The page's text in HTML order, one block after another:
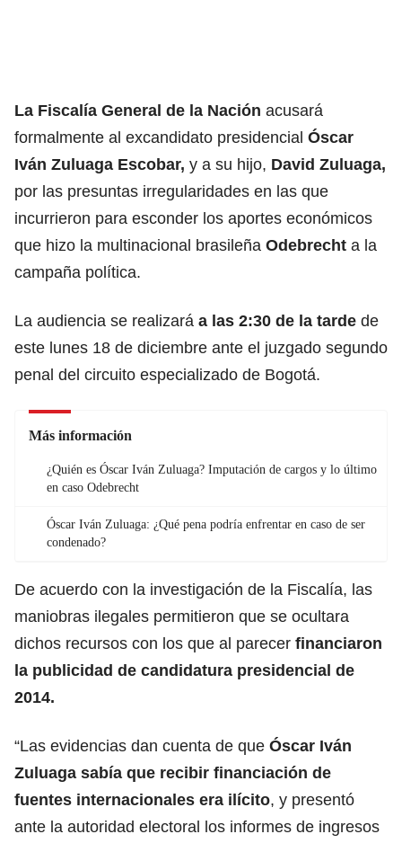
La Fiscalía General de la Nación acusará
formalmente al excandidato presidencial Óscar
Iván Zuluaga Escobar, y a su hijo, David Zuluaga,
por las presuntas irregularidades en las que
incurrieron para esconder los aportes económicos
que hizo la multinacional brasileña Odebrecht a la
campaña política.
La audiencia se realizará a las 2:30 de la tarde de
este lunes 18 de diciembre ante el juzgado segundo
penal del circuito especializado de Bogotá.
Más información
¿Quién es Óscar Iván Zuluaga? Imputación de cargos y lo último
en caso Odebrecht
Óscar Iván Zuluaga: ¿Qué pena podría enfrentar en caso de ser
condenado?
De acuerdo con la investigación de la Fiscalía, las
maniobras ilegales permitieron que se ocultara
dichos recursos con los que al parecer financiaron
la publicidad de candidatura presidencial de
2014.
“Las evidencias dan cuenta de que Óscar Iván
Zuluaga sabía que recibir financiación de
fuentes internacionales era ilícito, y presentó
ante la autoridad electoral los informes de ingresos